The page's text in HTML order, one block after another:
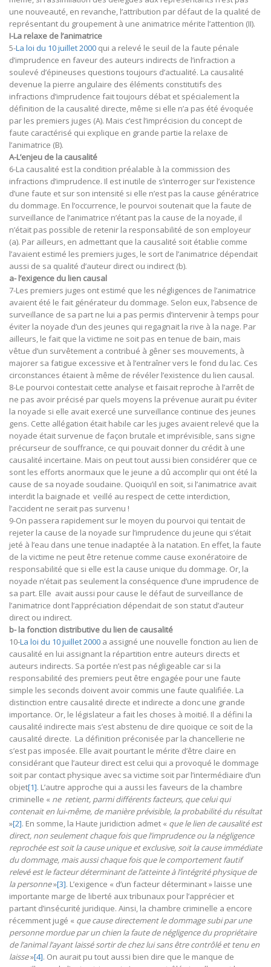
une nouveauté, en revanche, l’attribution par défaut de la qualité de
représentant du groupement à une animatrice mérite l’attention (II).
I-La relaxe de l’animatrice
5-La loi du 10 juillet 2000 qui a relevé le seuil de la faute pénale
d’imprudence en faveur des auteurs indirects de l’infraction a
soulevé d’épineuses questions toujours d’actualité. La causalité
devenue la pierre angulaire des éléments constitutifs des
infractions d’imprudence fait toujours débat et spécialement la
définition de la causalité directe, même si elle n’a pas été évoquée
par les premiers juges (A). Mais c’est l’imprécision du concept de
faute caractérisé qui explique en grande partie la relaxe de
l’animatrice (B).
A-L’enjeu de la causalité
6-La causalité est la condition préalable à la commission des
infractions d’imprudence. Il est inutile de s’interroger sur l’existence
d’une faute et sur son intensité si elle n’est pas la cause génératrice
du dommage. En l’occurrence, le pourvoi soutenait que la faute de
surveillance de l’animatrice n’étant pas la cause de la noyade, il
n’était pas possible de retenir la responsabilité de son employeur
(a). Par ailleurs, en admettant que la causalité soit établie comme
l’avaient estimé les premiers juges, le sort de l’animatrice dépendait
aussi de sa qualité d’auteur direct ou indirect (b).
a- l’exigence du lien causal
7-Les premiers juges ont estimé que les négligences de l’animatrice
avaient été le fait générateur du dommage. Selon eux, l’absence de
surveillance de sa part ne lui a pas permis d’intervenir à temps pour
éviter la noyade d’un des jeunes qui regagnait la rive à la nage. Par
ailleurs, le fait que la victime ne soit pas en tenue de bain, mais
vêtue d’un survêtement a contribué à gêner ses mouvements, à
majorer sa fatigue excessive et à l’entraîner vers le fond du lac. Ces
circonstances étaient à même de révéler l’existence du lien causal.
8-Le pourvoi contestait cette analyse et faisait reproche à l’arrêt de
ne pas avoir précisé par quels moyens la prévenue aurait pu éviter
la noyade si elle avait exercé une surveillance continue des jeunes
gens. Cette allégation était habile car les juges avaient relevé que la
noyade était survenue de façon brutale et imprévisible, sans signe
précurseur de souffrance, ce qui pouvait donner du crédit à une
causalité incertaine. Mais on peut tout aussi bien considérer que ce
sont les efforts anormaux que le jeune a dû accomplir qui ont été la
cause de sa noyade soudaine. Quoiqu’il en soit, si l’animatrice avait
interdit la baignade et veillé au respect de cette interdiction,
l’accident ne serait pas survenu !
9-On passera rapidement sur le moyen du pourvoi qui tentait de
rejeter la cause de la noyade sur l’imprudence du jeune qui s’était
jeté à l’eau dans une tenue inadaptée à la natation. En effet, la faute
de la victime ne peut être retenue comme cause exonératoire de
responsabilité que si elle est la cause unique du dommage. Or, la
noyade n’était pas seulement la conséquence d’une imprudence de
sa part. Elle avait aussi pour cause le défaut de surveillance de
l’animatrice dont l’appréciation dépendait de son statut d’auteur
direct ou indirect.
b- la fonction distributive du lien de causalité
10-La loi du 10 juillet 2000 a assigné une nouvelle fonction au lien de
causalité en lui assignant la répartition entre auteurs directs et
auteurs indirects. Sa portée n’est pas négligeable car si la
responsabilité des premiers peut être engagée pour une faute
simple les seconds doivent avoir commis une faute qualifiée. La
distinction entre causalité directe et indirecte a donc une grande
importance. Or, le législateur a fait les choses à moitié. Il a défini la
causalité indirecte mais s’est abstenu de dire quoique ce soit de la
causalité directe. La définition préconisée par la chancellerie ne
s’est pas imposée. Elle avait pourtant le mérite d’être claire en
considérant que l’auteur direct est celui qui a provoqué le dommage
soit par contact physique avec sa victime soit par l’intermédiaire d’un
objet[1]. L’autre approche qui a aussi les faveurs de la chambre
criminelle « ne retient, parmi différents facteurs, que celui qui
contenait en lui-même, de manière prévisible, la probabilité du résultat
»[2]. En somme, la Haute juridiction admet « que le lien de causalité est
direct, non seulement chaque fois que l’imprudence ou la négligence
reprochée est soit la cause unique et exclusive, soit la cause immédiate
du dommage, mais aussi chaque fois que le comportement fautif
relevé est le facteur déterminant de l’atteinte à l’intégrité physique de
la personne»[3]. L’exigence « d’un facteur déterminant » laisse une
importante marge de liberté aux tribunaux pour l’apprécier et
partant d’insécurité juridique. Ainsi, la chambre criminelle a encore
récemment jugé « que cause directement le dommage subi par une
personne mordue par un chien la faute de négligence du propriétaire
de l’animal l’ayant laissé sortir de chez lui sans être contrôlé et tenu en
laisse»[4]. On aurait pu tout aussi bien dire que le manque de